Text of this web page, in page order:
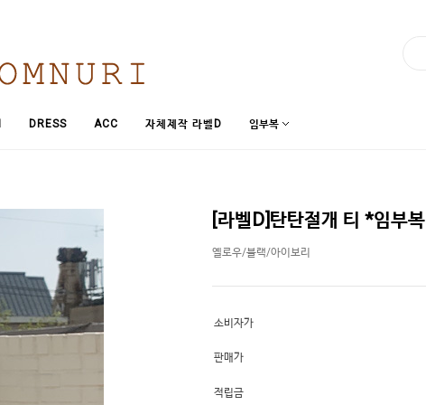
DRESS ACC 자체제작 라벨D 임부복
[라벨D]탄탄절개 티 *임부복
옐로우/블랙/아이보리
소비자가
판매가
적립금